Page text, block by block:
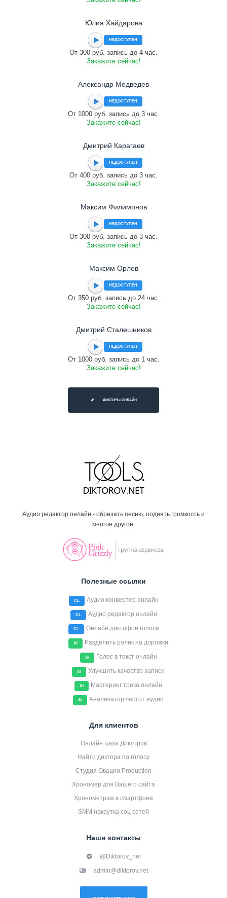
Юлия Хайдарова
НЕДОСТУПЕН
От 300 руб. запись до 4 час.
Закажите сейчас!
Александр Медведев
НЕДОСТУПЕН
От 1000 руб. запись до 3 час.
Закажите сейчас!
Дмитрий Карагаев
НЕДОСТУПЕН
От 400 руб. запись до 3 час.
Закажите сейчас!
Максим Филимонов
НЕДОСТУПЕН
От 300 руб. запись до 3 час.
Закажите сейчас!
Максим Орлов
НЕДОСТУПЕН
От 350 руб. запись до 24 час.
Закажите сейчас!
Дмитрий Сталешников
НЕДОСТУПЕН
От 1000 руб. запись до 1 час.
Закажите сейчас!
ДИКТОРЫ ОНЛАЙН
Аудио редактор онлайн - обрезать песню, поднять громкость и
многое другое.
Полезные ссылки
CL Аудио конвертер онлайн
CL Аудио редактор онлайн
CL Онлайн диктофон голоса
AI Разделить ролик на дорожки
AI Голос в текст онлайн
AI Улучшить качество записи
AI Мастеринг трека онлайн
AI Анализатор частот аудио
Для клиентов
Онлайн База Дикторов
Найти диктора по голосу
Студия Овации Production
Хрономер для Вашего сайта
Хронометраж в смартфоне
SMM накрутка соц сетей
Наши контакты
@Diktorov_net
admin@diktorov.net